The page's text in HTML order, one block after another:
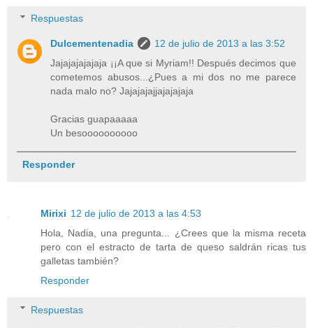
Respuestas
Dulcementenadia
12 de julio de 2013 a las 3:52
Jajajajajajaja ¡¡A que si Myriam!! Después decimos que
cometemos abusos...¿Pues a mi dos no me parece
nada malo no? Jajajajajjajajajaja
Gracias guapaaaaa
Un besoooooooooo
Responder
Mirixi 12 de julio de 2013 a las 4:53
Hola, Nadia, una pregunta... ¿Crees que la misma receta
pero con el estracto de tarta de queso saldrán ricas tus
galletas también?
Responder
Respuestas